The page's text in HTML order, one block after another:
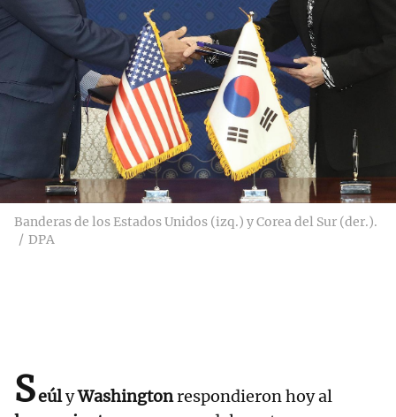
Banderas de los Estados Unidos (izq.) y Corea del Sur (der.).
DPA
SeúlyWashingtonrespondieron hoy al